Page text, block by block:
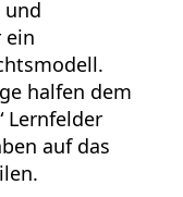
und
ein
halfen dem
Lernfelder
auf das